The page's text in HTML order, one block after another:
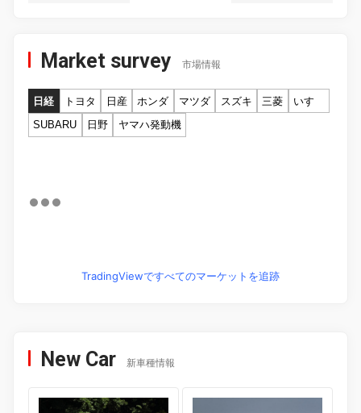
Market survey 市場情報
日経 トヨタ 日産 ホンダ マツダ スズキ 三菱
いすゞ
SUBARU
日野 ヤマハ発動機
TradingViewですべてのマーケットを追跡
New Car 新車種情報